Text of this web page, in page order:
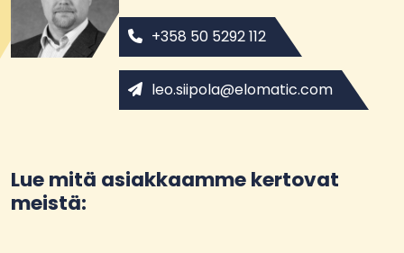
+358 50 5292 112
leo.siipola@elomatic.com
Lue mitä asiakkaamme kertovat
meistä: